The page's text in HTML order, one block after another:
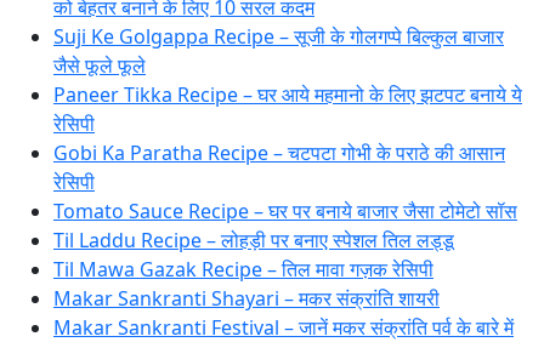
को बेहतर बनाने के लिए 10 सरल कदम
Suji Ke Golgappa Recipe – सूजी के गोलगप्पे बिल्कुल बाजार
जैसे फूले फूले
Paneer Tikka Recipe – घर आये महमानो के लिए झटपट बनाये ये
रेसिपी
Gobi Ka Paratha Recipe – चटपटा गोभी के पराठे की आसान
रेसिपी
Tomato Sauce Recipe – घर पर बनाये बाजार जैसा टोमेटो सॉस
Til Laddu Recipe – लोहड़ी पर बनाए स्पेशल तिल लड्डू
Til Mawa Gazak Recipe – तिल मावा गज़क रेसिपी
Makar Sankranti Shayari – मकर संक्रांति शायरी
Makar Sankranti Festival – जानें मकर संक्रांति पर्व के बारे में